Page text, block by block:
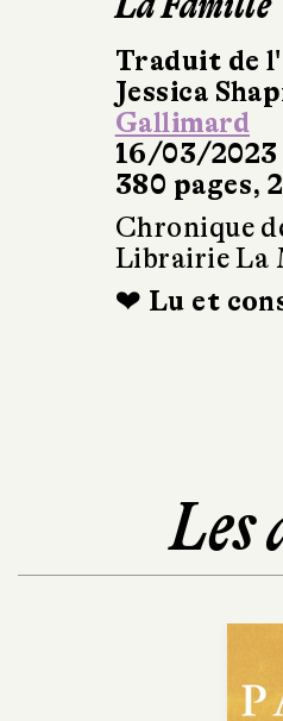
Traduit de
Jessica
Gallimard
16/03/2023
380 pages,
Chronique
Librairie La
❤ Lu et
Les